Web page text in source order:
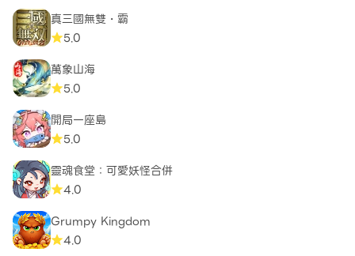
真三國無雙・霸
5.0
萬象山海
5.0
開局一座島
5.0
靈魂食堂：可愛妖怪合併
4.0
Grumpy Kingdom
4.0